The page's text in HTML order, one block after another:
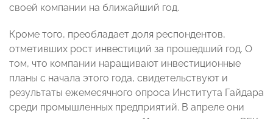
своей компании на ближайший год.
Кроме того, преобладает доля респондентов,
отметивших рост инвестиций за прошедший год. О
том, что компании наращивают инвестиционные
планы с начала этого года, свидетельствуют и
результаты ежемесячного опроса Института Гайдара
среди промышленных предприятий. В апреле они